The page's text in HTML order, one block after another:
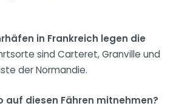
in Frankreich legen die
sind Carteret, Granville und
der Normandie.
auf diesen Fähren mitnehmen?